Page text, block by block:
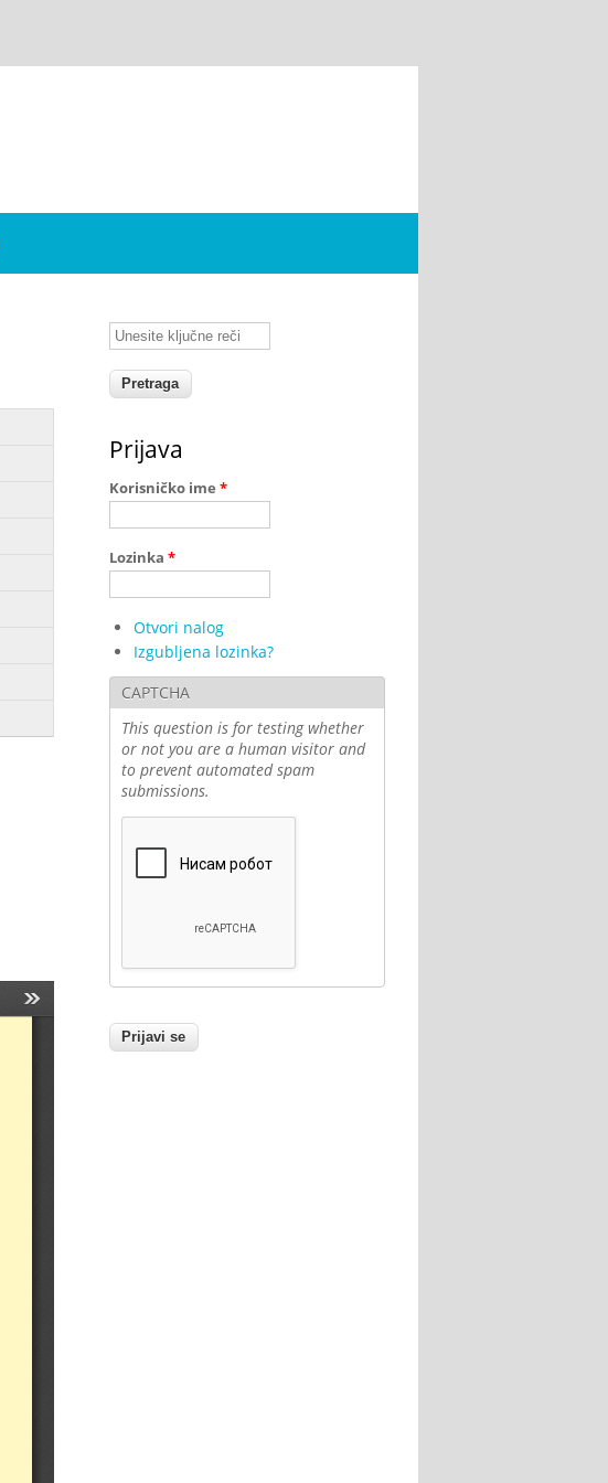
Unesite ključne reči
Prijava
Korisničko ime *
Lozinka *
Otvori nalog
Izgubljena lozinka?
CAPTCHA
This question is for testing whether
or not you are a human visitor and
to prevent automated spam
submissions.